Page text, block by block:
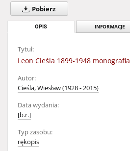
Pobierz
OPIS INFORMACJE
Tytuł:
Leon Cieśla 1899-1948 monografia
Autor:
Cieśla, Wiesław (1928 - 2015)
Data wydania:
[b.r.]
Typ zasobu:
rękopis